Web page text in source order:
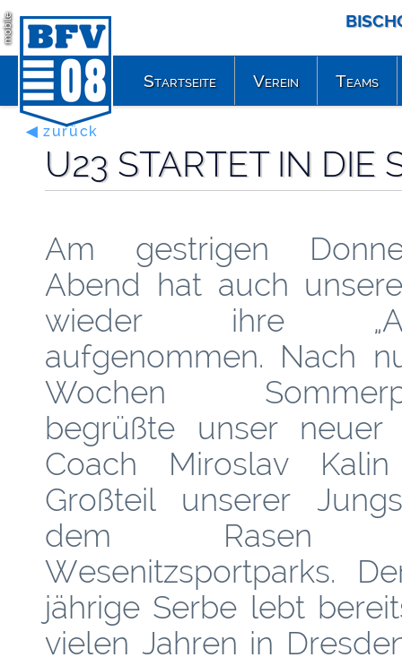
mobile
◀ zurück
U23 STARTET IN DIE
Am gestrigen
Abend hat auch
wieder ihre
aufgenommen. Nach
Wochen
begrüßte unser neuer
Coach Miroslav
Großteil unserer
dem Rasen
Wesenitzsportparks.
jährige Serbe lebt
vielen Jahren in
Startseite Verein Teams